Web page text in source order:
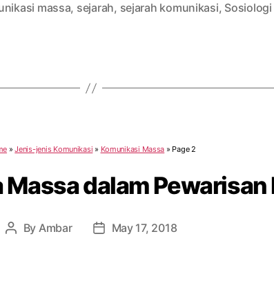
massa, sejarah, sejarah komunikasi, Sosiologi
»Jenis-jenis Komunikasi » Komunikasi Massa » Page 2
Massa dalam Pewarisan
Post
By Ambar
PostMay 17, 2018